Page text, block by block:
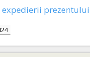
expedierii